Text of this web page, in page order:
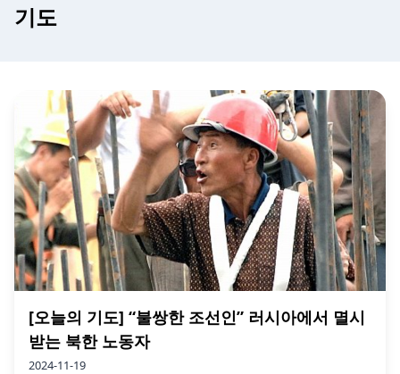
기도
[오늘의 기도] “불쌍한 조선인” 러시아에서 멸시
받는 북한 노동자
2024-11-19